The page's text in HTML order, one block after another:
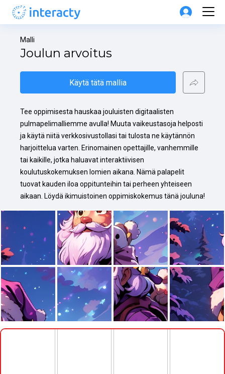
Malli
Joulun arvoitus
Käytä tätä mallia
Tee oppimisesta hauskaa jouluisten digitaalisten
pulmapelimalliemme avulla! Muuta vaikeustasoja helposti
ja käytä niitä verkkosivustollasi tai tulosta ne käytännön
harjoittelua varten. Erinomainen opettajille, vanhemmille
tai kaikille, jotka haluavat interaktiivisen
koulutuskokemuksen lomien aikana. Nämä palapelit
tuovat kauden iloa oppitunteihin tai perheen yhteiseen
aikaan. Löydä ikimuistoinen oppimiskokemus tänä jouluna!